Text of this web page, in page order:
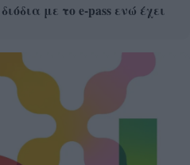
με το e-pass ενώ έχει